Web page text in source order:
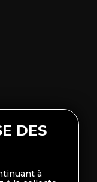
DES
à